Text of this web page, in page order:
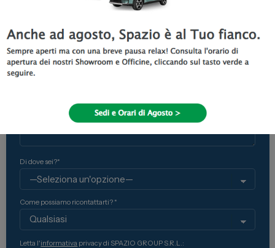
Lavora con noi
Servizio Clienti
Telefono Vendita
011 22 51 711
Modello
Nome
Di dove sei?*
Come possiamo ricontattarti? *
Letta l'informativa privacy di SPAZIO GROUP S.R.L.: